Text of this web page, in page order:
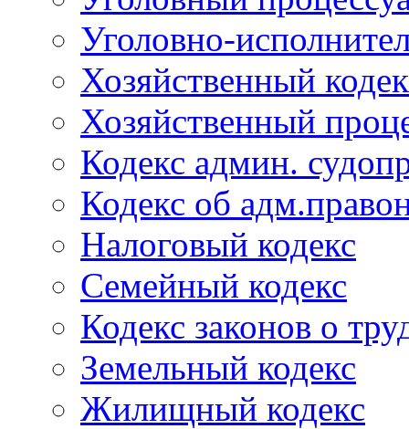
Уголовно-
Хозяйственный
Хозяйственный
Кодекс админ.
Кодекс об
Налоговый кодекс
Семейный кодекс
Кодекс законов о
Земельный кодекс
Жилищный кодекс